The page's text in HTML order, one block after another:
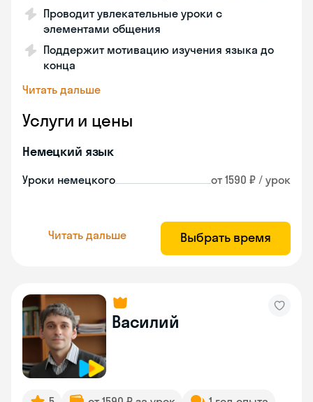
Проводит увлекательные уроки с
элементами общения
Поддержит мотивацию изучения языка до
конца
Читать дальше
Услуги и цены
Немецкий язык
Уроки немецкого от 1590 ₽ / урок
Читать дальше Выбрать время
Василий